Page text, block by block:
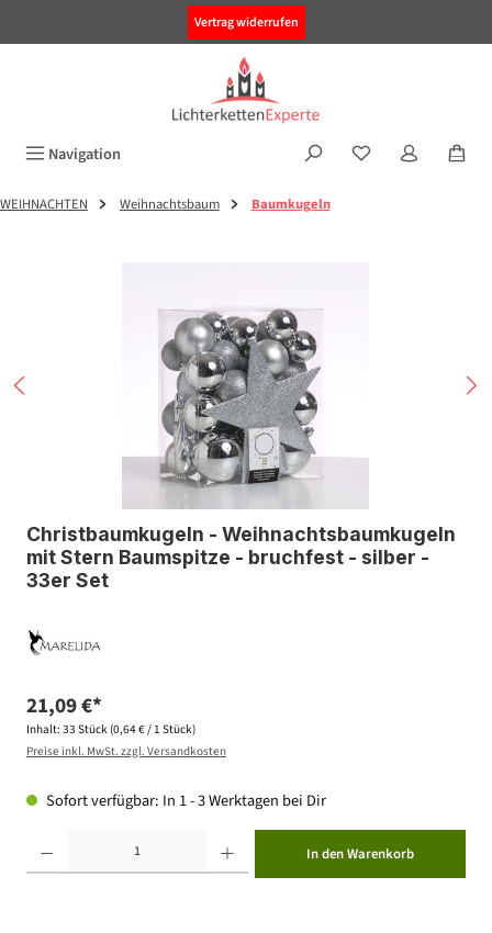
Vertrag widerrufen
Navigation
WEIHNACHTEN Weihnachtsbaum Baumkugeln
Christbaumkugeln - Weihnachtsbaumkugeln
mit Stern Baumspitze - bruchfest - silber -
33er Set
21,09 €*
Inhalt: 33 Stück (0,64 € / 1 Stück)
Preise inkl. MwSt. zzgl. Versandkosten
Sofort verfügbar: In 1 - 3 Werktagen bei Dir
In den Warenkorb